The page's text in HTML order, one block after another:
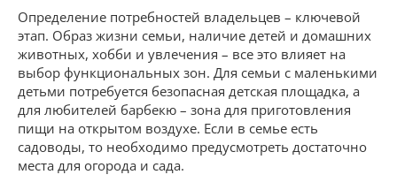
Определение потребностей владельцев – ключевой
этап. Образ жизни семьи, наличие детей и домашних
животных, хобби и увлечения – все это влияет на
выбор функциональных зон. Для семьи с маленькими
детьми потребуется безопасная детская площадка, а
для любителей барбекю – зона для приготовления
пищи на открытом воздухе. Если в семье есть
садоводы, то необходимо предусмотреть достаточно
места для огорода и сада.